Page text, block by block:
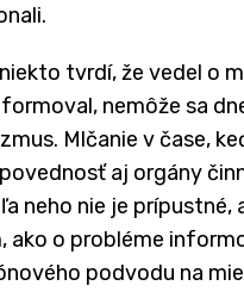
tvrdí, že vedel o
nemôže sa
Mlčanie v čase,
aj orgány
neho nie je
ako o probléme
podvodu na